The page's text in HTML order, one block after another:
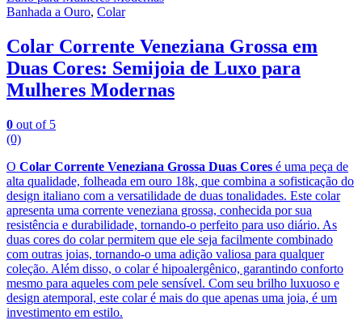
Banhada a Ouro, Colar
Colar Corrente Veneziana Grossa em
Duas Cores: Semijoia de Luxo para
Mulheres Modernas
0 out of 5
(0)
O Colar Corrente Veneziana Grossa Duas Cores é uma peça de
alta qualidade, folheada em ouro 18k, que combina a sofisticação do
design italiano com a versatilidade de duas tonalidades. Este colar
apresenta uma corrente veneziana grossa, conhecida por sua
resistência e durabilidade, tornando-o perfeito para uso diário. As
duas cores do colar permitem que ele seja facilmente combinado
com outras joias, tornando-o uma adição valiosa para qualquer
coleção. Além disso, o colar é hipoalergênico, garantindo conforto
mesmo para aqueles com pele sensível. Com seu brilho luxuoso e
design atemporal, este colar é mais do que apenas uma joia, é um
investimento em estilo.